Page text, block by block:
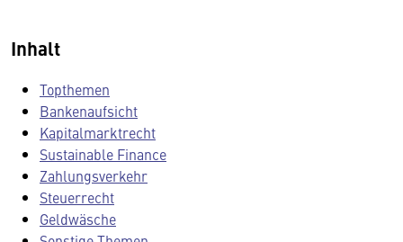
Inhalt
Topthemen
Bankenaufsicht
Kapitalmarktrecht
Sustainable Finance
Zahlungsverkehr
Steuerrecht
Geldwäsche